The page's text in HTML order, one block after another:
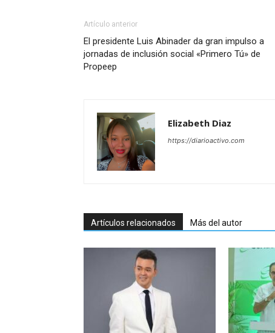
Artículo anterior
El presidente Luis Abinader da gran impulso a
jornadas de inclusión social «Primero Tú» de
Propeep
Elizabeth Diaz
https://diarioactivo.com
Artículos relacionados Más del autor